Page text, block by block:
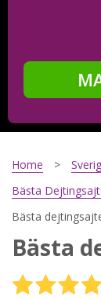
Home
Bästa
Bästa
Bästa